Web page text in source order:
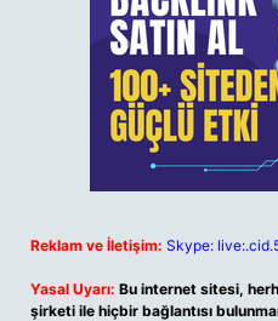
Reklam ve İletişim: Skype:
Yasal Uyarı: Bu internet sitesi,
şirketi ile hiçbir bağlantısı